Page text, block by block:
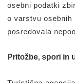
osebni podatki
o varstvu osebnih
posredovala
Pritožbe, spori in